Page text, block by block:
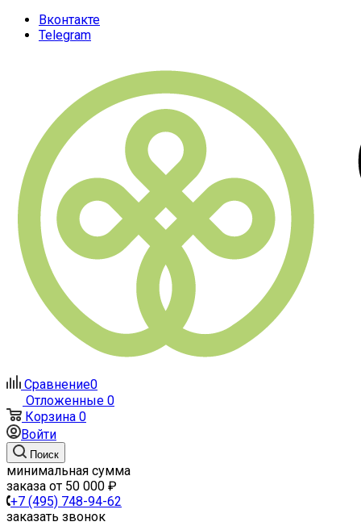
Вконтакте
Telegram
Сравнение0
Отложенные 0
Корзина 0
Войти
Поиск
минимальная сумма
заказа от 50 000 ₽
+7 (495) 748-94-62
заказать звонок